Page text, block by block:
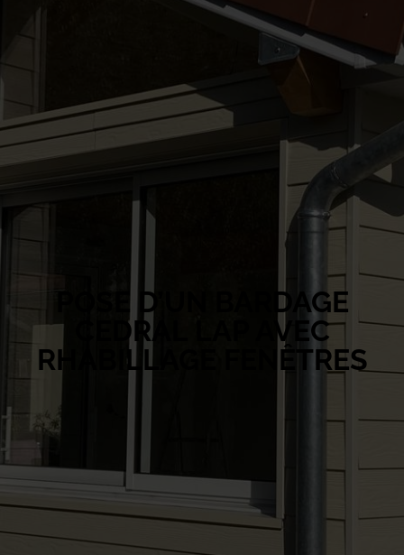
POSE D’UN BARDAGE
CEDRAL LAP AVEC
RHABILLAGE FENÊTRES